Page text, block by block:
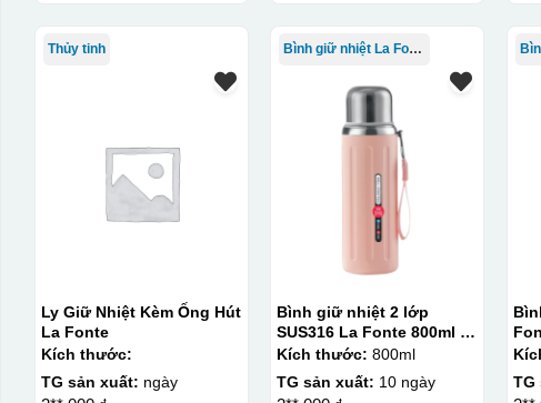
(squeegee) để in lên bề mặt sản phẩm như ly, cốc, bút, móc
phép in được nhiều màu sắc khác nhau, độ bền cao, có thể in
lớn, tuy nhiên đòi hỏi quy trình chuẩn bị kỹ lưỡng và chi phí
Hộp diêm quai xách lót lụa
Thủy tinh
Ly Giữ Nhiệt Kèm Ống Hút
La Fonte
Kích thước:
TG sản xuất: ngày
Bình giữ nhiệt La Fonte
Bình giữ nhiệt 2 lớp
SUS316 La Fonte 800ml –
012720
Kích thước: 800ml
TG sản xuất: 10 ngày
TG